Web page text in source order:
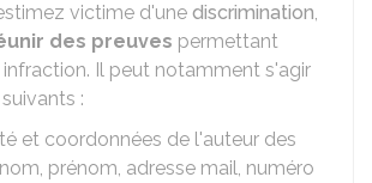
victime d'une discrimination,
des preuves permettant
Il peut notamment s'agir
:
et coordonnées de l'auteur des
prénom, adresse mail, numéro